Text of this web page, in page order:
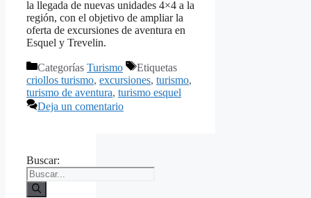
la llegada de nuevas unidades 4×4 a la
región, con el objetivo de ampliar la
oferta de excursiones de aventura en
Esquel y Trevelin.
Categorías Turismo
Etiquetas
criollos turismo, excursiones, turismo,
turismo de aventura, turismo esquel
Deja un comentario
Buscar: